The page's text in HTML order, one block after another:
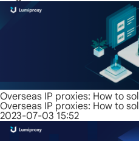
Overseas IP proxies: How to
Overseas IP proxies: How to
2023-07-03 15:52